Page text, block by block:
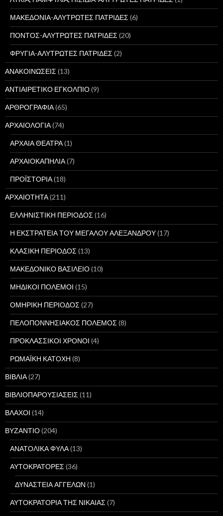
ΜΑΚΕΔΟΝΙΑ-ΑΛΥΤΡΩΤΕΣ ΠΑΤΡΙΔΕΣ (6)
ΠΟΝΤΟΣ-ΑΛΥΤΡΩΤΕΣ ΠΑΤΡΙΔΕΣ (20)
ΦΡΥΓΙΑ-ΑΛΥΤΡΩΤΕΣ ΠΑΤΡΙΔΕΣ (2)
ΑΝΑΚΟΙΝΩΣΕΙΣ (13)
ΑΝΤΙΑΙΡΕΤΙΚΟ ΕΓΚΟΛΠΙΟ(9)
ΑΡΘΡΟΓΡΑΦΙΑ(65)
ΑΡΧΑΙΟΛΟΓΙΑ(74)
ΑΡΧΑΙΑ ΘΕΑΤΡΑ(1)
ΑΡΧΑΙΟΚΑΠΗΛΙΑ(7)
ΠΡΟΪΣΤΟΡΙΑ(18)
ΑΡΧΑΙΟΤΗΤΑ(211)
ΕΛΛΗΝΙΣΤΙΚΗ ΠΕΡΙΟΔΟΣ (16)
Η ΕΚΣΤΡΑΤΕΙΑ ΤΟΥ ΜΕΓΑΛΟΥ ΑΛΕΞΑΝΔΡΟΥ(17)
ΚΛΑΣΙΚΗ ΠΕΡΙΟΔΟΣ (13)
ΜΑΚΕΔΟΝΙΚΟ ΒΑΣΙΛΕΙΟ(10)
ΜΗΔΙΚΟΙ ΠΟΛΕΜΟΙ (15)
ΟΜΗΡΙΚΗ ΠΕΡΙΟΔΟΣ (27)
ΠΕΛΟΠΟΝΝΗΣΙΑΚΟΣ ΠΟΛΕΜΟΣ (8)
ΠΡΟΚΛΑΣΣΙΚΟΙ ΧΡΟΝΟΙ (4)
ΡΩΜΑΪΚΗ ΚΑΤΟΧΗ (8)
ΒΙΒΛΙΑ(27)
ΒΙΒΛΙΟΠΑΡΟΥΣΙΑΣΕΙΣ (11)
ΒΛΑΧΟΙ (14)
ΒΥΖΑΝΤΙΟ(204)
ΑΝΑΤΟΛΙΚΑ ΦΥΛΑ(13)
ΑΥΤΟΚΡΑΤΟΡΕΣ (36)
ΔΥΝΑΣΤΕΙΑ ΑΓΓΕΛΩΝ (1)
ΑΥΤΟΚΡΑΤΟΡΙΑ ΤΗΣ ΝΙΚΑΙΑΣ (7)